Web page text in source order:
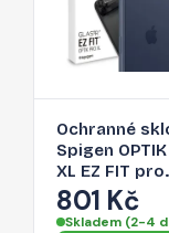
Ochranné
Spigen OPTIK
XL EZ FIT pro
iPhone 17 Pro -
navy blue
801 Kč
Skladem (2-4